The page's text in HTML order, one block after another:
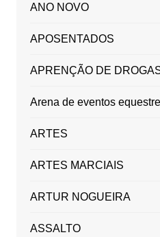
ANO NOVO
APOSENTADOS
APRENÇÃO DE
Arena de eventos
ARTES
ARTES MARCIAIS
ARTUR NOGUEIRA
ASSALTO